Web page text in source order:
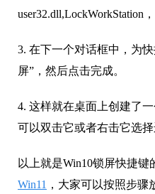
user32.dll,LockWorkStation
3. 在下一个对话框中，为
屏”，然后点击完成。
4. 这样就在桌面上创建了
可以双击它或者右击它选
以上就是Win10锁屏快捷
Win11 ，大家可以按照步